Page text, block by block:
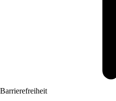
Barrierefreiheit